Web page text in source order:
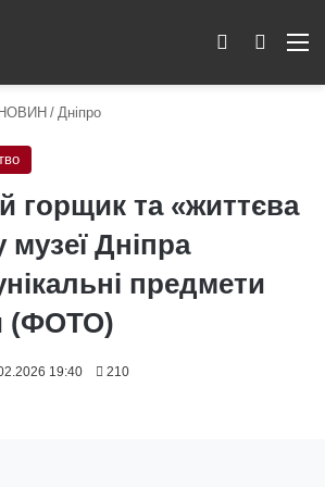
Пошук
Switch skin
/ Дніпро
горщик та «життєва
музеї Дніпра
предмети
(ФОТО)
19:40 210